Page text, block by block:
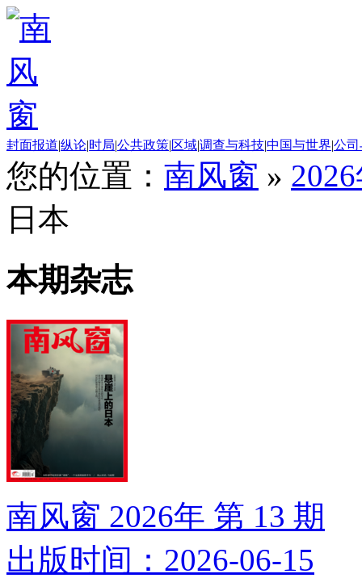
封面报道|纵论|时局|公共政策|区域|调查与科技|中国与世界|公
您的位置： 南风窗 »
日本
本期杂志
南风窗 2026年 第 13 期
出版时间：2026-06-15